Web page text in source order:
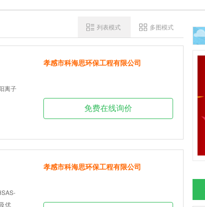
列表模式 多图模式
离子
孝感市科海思环保工程有限公司
免费在线询价
优
孝感市科海思环保工程有限公司